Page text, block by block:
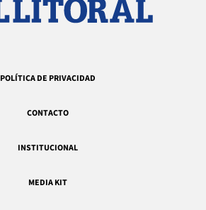
POLÍTICA DE PRIVACIDAD
CONTACTO
INSTITUCIONAL
MEDIA KIT